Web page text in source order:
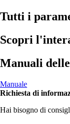
Tutti i
Scopri
Manuali
Manuale
Richiesta di
Hai bisogno di